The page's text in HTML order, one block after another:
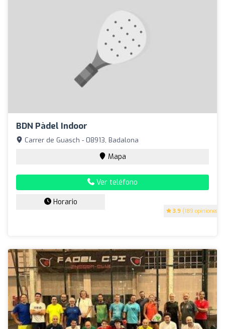
BDN Pàdel Indoor
3.9 (189 opiniones)
Carrer de Guasch - 08913, Badalona
Mapa
Ver teléfono
Horario